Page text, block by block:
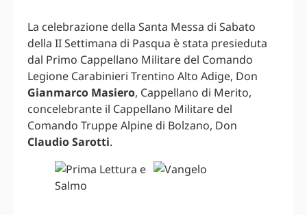
La celebrazione della Santa Messa di Sabato
della II Settimana di Pasqua è stata presieduta
dal Primo Cappellano Militare del Comando
Legione Carabinieri Trentino Alto Adige, Don
Gianmarco Masiero, Cappellano di Merito,
concelebrante il Cappellano Militare del
Comando Truppe Alpine di Bolzano, Don
Claudio Sarotti.